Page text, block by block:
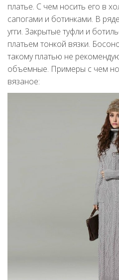
платье. С чем носить его в
сапогами и ботинками. В
угги. Закрытые туфли и
платьем тонкой вязки.
такому платью не
объемные. Примеры с чем
вязаное: